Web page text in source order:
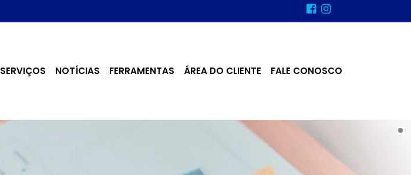
SERVIÇOS NOTÍCIAS FERRAMENTAS ÁREA DO CLIENTE FALE CONOSCO